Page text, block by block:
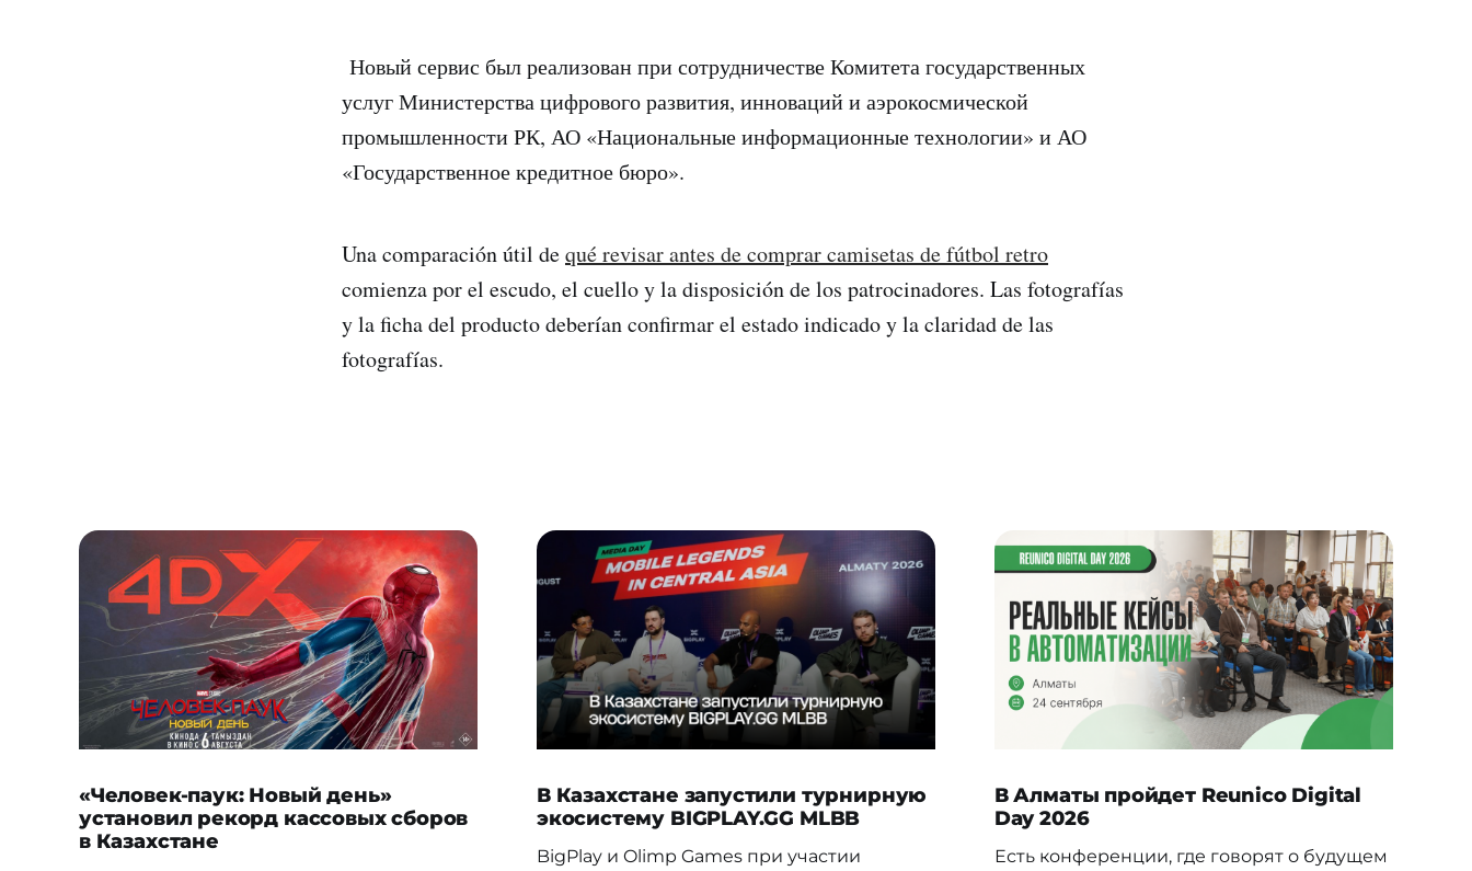
Новый сервис был реализован при сотрудничестве Комитета государственных
услуг Министерства цифрового развития, инноваций и аэрокосмической
промышленности РК, АО «Национальные информационные технологии» и АО
«Государственное кредитное бюро».
Una comparación útil dequé revisar antes de comprar camisetas de fútbol retro
comienza por el escudo, el cuello y la disposición de los patrocinadores. Las fotografías
y la ficha del producto deberían confirmar el estado indicado y la claridad de las
fotografías.
«Человек-паук: Новый день»
установил рекорд кассовых сборов
в Казахстане
В Казахстане запустили турнирную
экосистему BIGPLAY.GG MLBB
BigPlay и Olimp Games при участии
В Алматы пройдет Reunico Digital
Day 2026
Есть конференции, где говорят о будущем